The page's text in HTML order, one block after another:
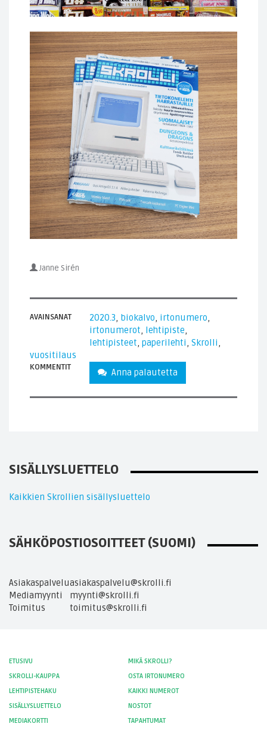
Janne Sirén
AVAINSANAT 2020.3 biokalvo irtonumero
irtonumerot lehtipiste
lehtipisteet paperilehti Skrolli
vuositilaus
KOMMENTIT Anna palautetta
SISÄLLYSLUETTELO
Kaikkien Skrollien sisällysluettelo
SÄHKÖPOSTIOSOITTEET (SUOMI)
Asiakaspalveluasiakaspalvelu@skrolli.fi
Mediamyynti
myynti@skrolli.fi
Toimitus
toimitus@skrolli.fi
ETUSIVU
MIKÄ SKROLLI?
SKROLLI-KAUPPA
OSTA IRTONUMERO
LEHTIPISTEHAKU
KAIKKI NUMEROT
SISÄLLYSLUETTELO
NOSTOT
MEDIAKORTTI
TAPAHTUMAT